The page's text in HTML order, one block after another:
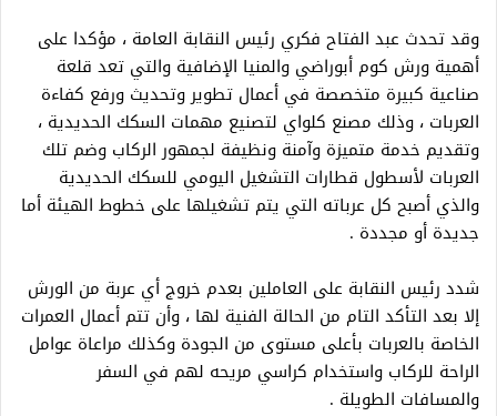
وقد تحدث عبد الفتاح فكري رئيس النقابة العامة ، مؤكدا على
أهمية ورش كوم أبوراضي والمنيا الإضافية والتي تعد قلعة
صناعية كبيرة متخصصة في أعمال تطوير وتحديث ورفع كفاءة
العربات ، وذلك مصنع كلواي لتصنيع مهمات السكك الحديدية ،
وتقديم خدمة متميزة وآمنة ونظيفة لجمهور الركاب وضم تلك
العربات لأسطول قطارات التشغيل اليومي للسكك الحديدية
والذي أصبح كل عرباته التي يتم تشغيلها على خطوط الهيئة أما
جديدة أو مجددة .
شدد رئيس النقابة على العاملين بعدم خروج أي عربة من الورش
إلا بعد التأكد التام من الحالة الفنية لها ، وأن تتم أعمال العمرات
الخاصة بالعربات بأعلى مستوى من الجودة وكذلك مراعاة عوامل
الراحة للركاب واستخدام كراسي مريحه لهم في السفر
والمسافات الطويلة .